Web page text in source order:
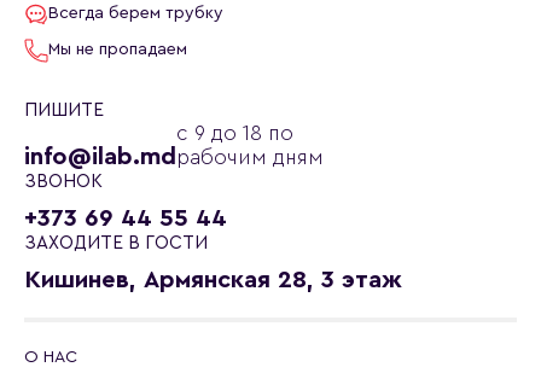
Всегда берем трубку
Мы не пропадаем
ПИШИТЕ
info@ilab.md
с 9 до 18 по
рабочим дням
ЗВОНОК
+373 69 44 55 44
ЗАХОДИТЕ В ГОСТИ
Кишинев, Армянская 28, 3 этаж
О НАС